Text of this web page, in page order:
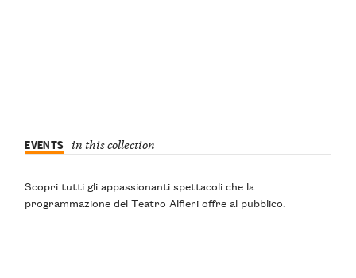
EVENTS in this collection
Scopri tutti gli appassionanti spettacoli che la
programmazione del Teatro Alfieri offre al pubblico.